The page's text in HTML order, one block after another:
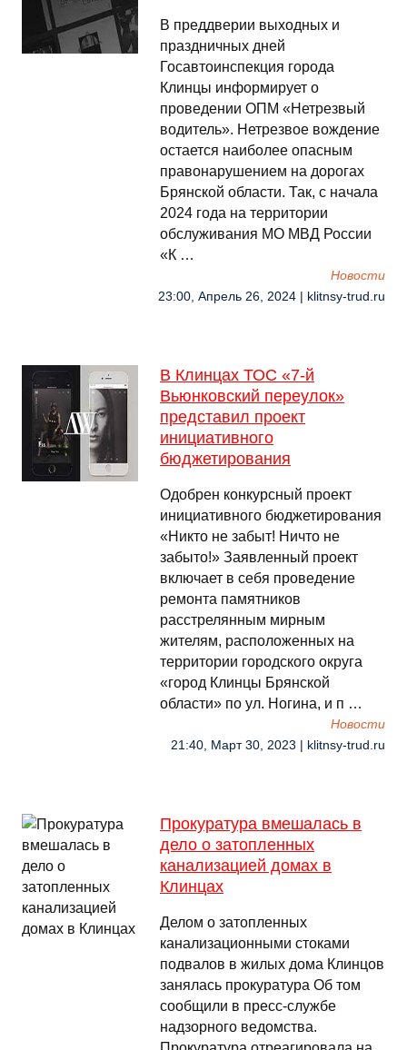
В преддверии выходных и
праздничных дней
Госавтоинспекция города
Клинцы информирует о
проведении ОПМ «Нетрезвый
водитель». Нетрезвое вождение
остается наиболее опасным
правонарушением на дорогах
Брянской области. Так, с начала
2024 года на территории
обслуживания МО МВД России
«К …
Новости
23:00, Апрель 26, 2024 | klitnsy-trud.ru
В Клинцах ТОС «7-й
Вьюнковский переулок»
представил проект
инициативного
бюджетирования
Одобрен конкурсный проект
инициативного бюджетирования
«Никто не забыт! Ничто не
забыто!» Заявленный проект
включает в себя проведение
ремонта памятников
расстрелянным мирным
жителям, расположенных на
территории городского округа
«город Клинцы Брянской
области» по ул. Ногина, и п …
Новости
21:40, Март 30, 2023 | klitnsy-trud.ru
Прокуратура вмешалась в
дело о затопленных
канализацией домах в
Клинцах
Делом о затопленных
канализационными стоками
подвалов в жилых дома Клинцов
занялась прокуратура Об том
сообщили в пресс-службе
надзорного ведомства.